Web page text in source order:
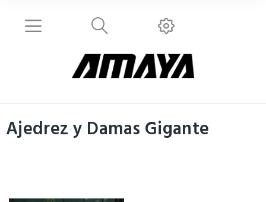
Ajedrez y Damas Gigante